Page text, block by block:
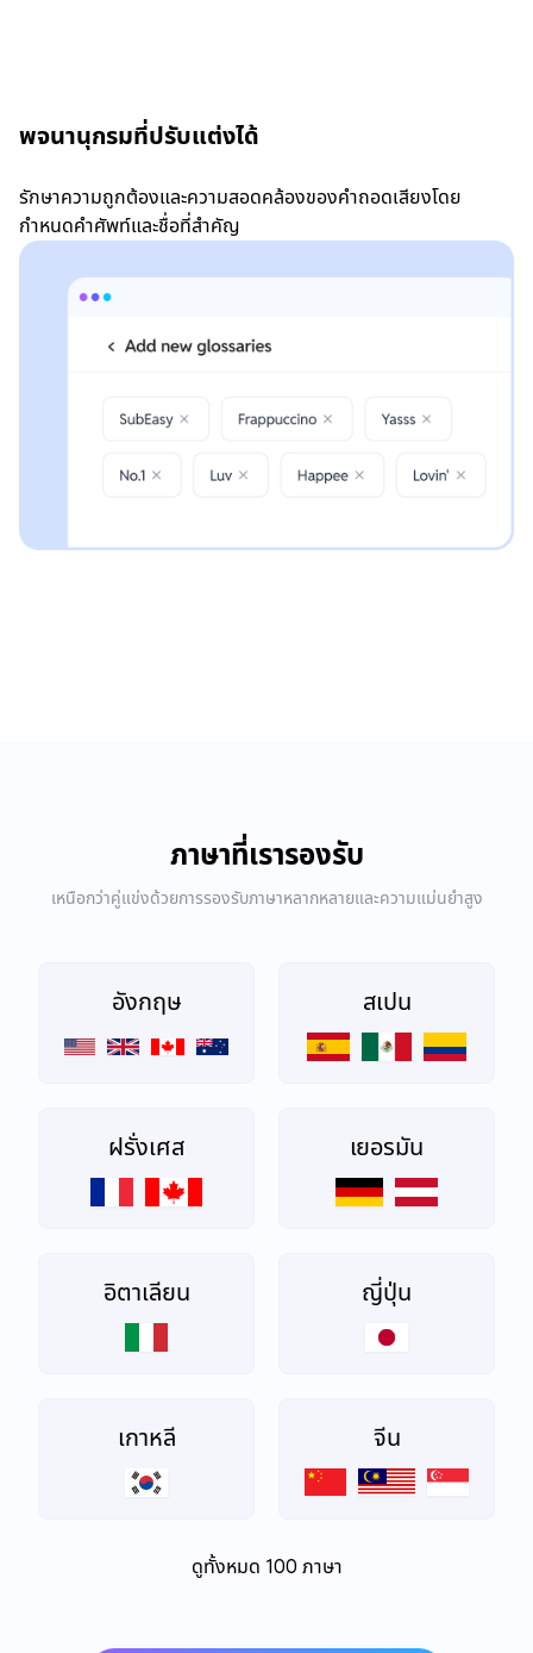
พจนานุกรมที่ปรับแต่งได้
รักษาความถูกต้องและความสอดคล้องของคำถอดเสียงโดย
กำหนดคำศัพท์และชื่อที่สำคัญ
ภาษาที่เรารองรับ
เหนือกว่าคู่แข่งด้วยการรองรับภาษาหลากหลายและความแม่นยำสูง
อังกฤษ สเปน
ฝรั่งเศส เยอรมัน
อิตาเลียน ญี่ปุ่น
เกาหลี จีน
ดูทั้งหมด 100 ภาษา